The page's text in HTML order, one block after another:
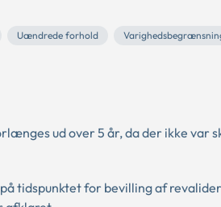
Uændrede forhold
ud over 5 år, da der ikke
tidspunktet for bevilling af